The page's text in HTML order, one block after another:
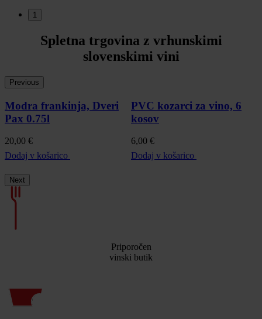
1
Spletna trgovina z vrhunskimi
slovenskimi vini
Previous
Modra frankinja, Dveri
Pax 0.75l
20,00 €
Dodaj v košarico
PVC kozarci za vino, 6
kosov
6,00 €
Dodaj v košarico
Next
Priporočen
vinski butik